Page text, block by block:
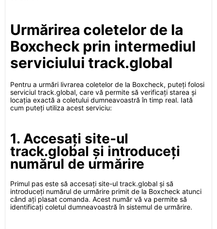
Urmărirea coletelor de la
Boxcheck prin intermediul
serviciului track.global
Pentru a urmări livrarea coletelor de la Boxcheck, puteți folosi
serviciul track.global, care vă permite să verificați starea și
locația exactă a coletului dumneavoastră în timp real. Iată
cum puteți utiliza acest serviciu:
1. Accesați site-ul
track.global și introduceți
numărul de urmărire
Primul pas este să accesați site-ul track.global și să
introduceți numărul de urmărire primit de la Boxcheck atunci
când ați plasat comanda. Acest număr vă va permite să
identificați coletul dumneavoastră în sistemul de urmărire.